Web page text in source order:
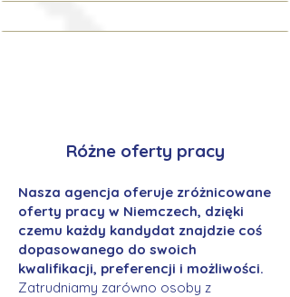
Różne oferty pracy
Nasza agencja oferuje zróżnicowane
oferty pracy w Niemczech, dzięki
czemu każdy kandydat znajdzie coś
dopasowanego do swoich
kwalifikacji, preferencji i możliwości.
Zatrudniamy zarówno osoby z